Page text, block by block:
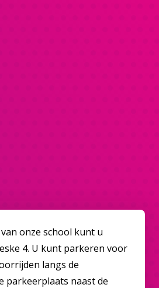
onze school kunt u
4. U kunt parkeren voor
langs de
parkeerplaats naast de